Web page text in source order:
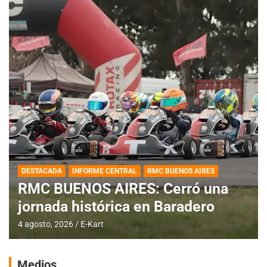
DESTACADA INFORME CENTRAL RMC BUENOS AIRES
RMC BUENOS AIRES: Cerró una
jornada histórica en Baradero
4 agosto, 2026 E-Kart